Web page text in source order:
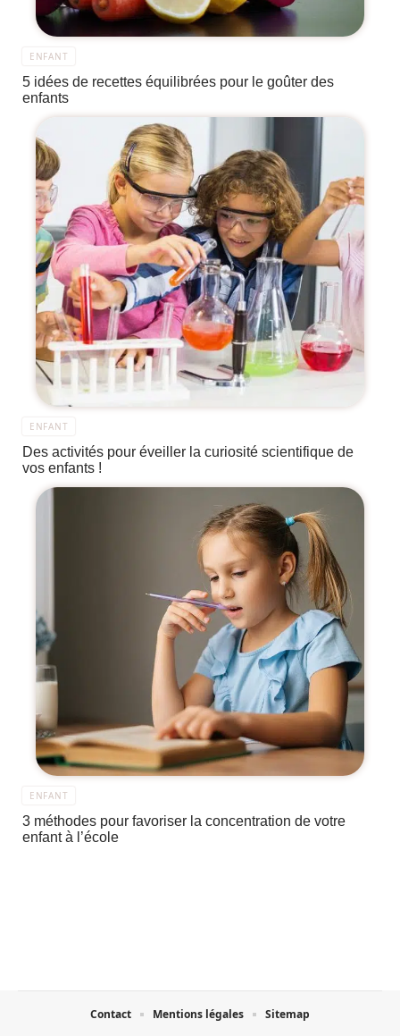
ENFANT
5 idées de recettes équilibrées pour le goûter des
enfants
ENFANT
Des activités pour éveiller la curiosité scientifique de
vos enfants !
ENFANT
3 méthodes pour favoriser la concentration de votre
enfant à l’école
Contact Mentions légales Sitemap